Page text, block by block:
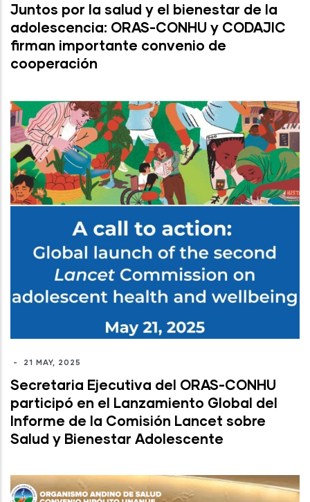
Juntos por la salud y el bienestar de la
adolescencia: ORAS-CONHU y CODAJIC
firman importante convenio de
cooperación
- 21 MAY, 2025
Secretaria Ejecutiva del ORAS-CONHU
participó en el Lanzamiento Global del
Informe de la Comisión Lancet sobre
Salud y Bienestar Adolescente